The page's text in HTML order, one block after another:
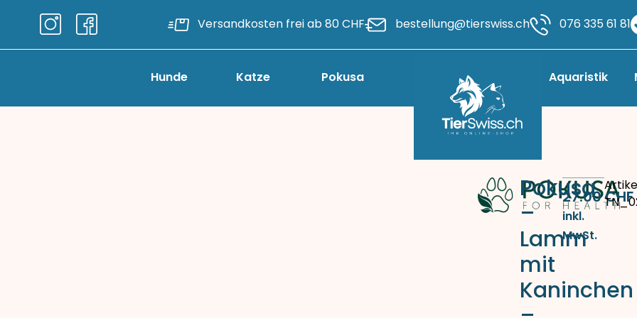
Versandkosten frei ab 80 CHF bestellung@tierswiss.ch 076 335 61 81
Hunde Katze Pokusa Aquaristik
Pokusa
–
Lamm
mit
Kaninchen
27.00CHF
inkl.
MwSt.